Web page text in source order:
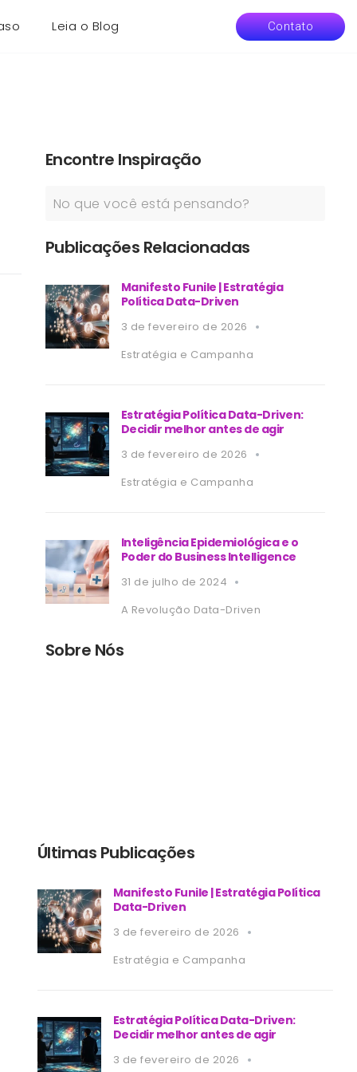
Leia o Blog Contato
Encontre Inspiração
Publicações Relacionadas
Manifesto Funile | Estratégia
Política Data-Driven
3 de fevereiro de 2026
Estratégia e Campanha
Estratégia Política Data-Driven:
Decidir melhor antes de agir
3 de fevereiro de 2026
Estratégia e Campanha
Inteligência Epidemiológica e o
Poder do Business Intelligence
31 de julho de 2024
A Revolução Data-Driven
Sobre Nós
Últimas Publicações
Manifesto Funile | Estratégia Política
Data-Driven
3 de fevereiro de 2026
Estratégia e Campanha
Estratégia Política Data-Driven:
Decidir melhor antes de agir
3 de fevereiro de 2026